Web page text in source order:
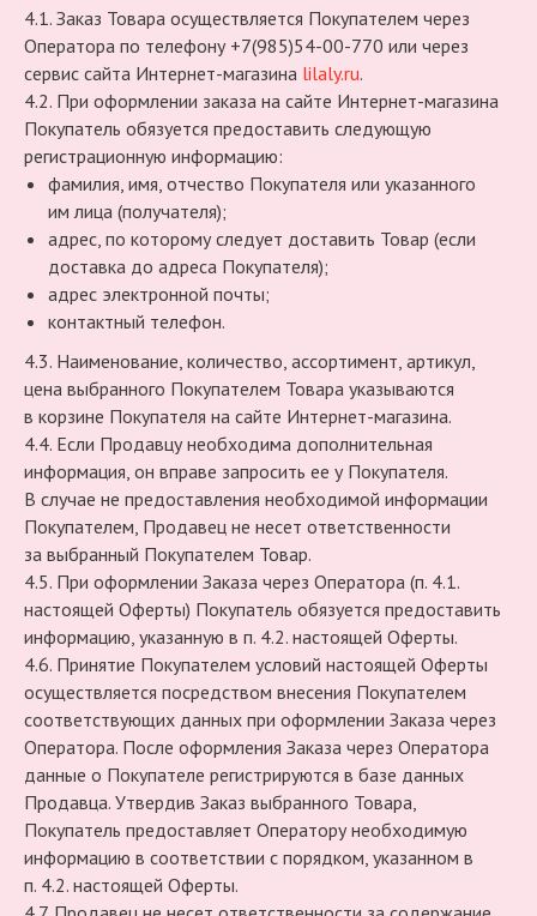
4.1. Заказ Товара осуществляется Покупателем через
Оператора по телефону +7(985)54-00-770 или через
сервис сайта Интернет-магазина lilaly.ru.
4.2. При оформлении заказа на сайте Интернет-магазина
Покупатель обязуется предоставить следующую
регистрационную информацию:
фамилия, имя, отчество Покупателя или указанного
им лица (получателя);
адрес, по которому следует доставить Товар (если
доставка до адреса Покупателя);
адрес электронной почты;
контактный телефон.
4.3. Наименование, количество, ассортимент, артикул,
цена выбранного Покупателем Товара указываются
в корзине Покупателя на сайте Интернет-магазина.
4.4. Если Продавцу необходима дополнительная
информация, он вправе запросить ее у Покупателя.
В случае не предоставления необходимой информации
Покупателем, Продавец не несет ответственности
за выбранный Покупателем Товар.
4.5. При оформлении Заказа через Оператора (п. 4.1.
настоящей Оферты) Покупатель обязуется предоставить
информацию, указанную в п. 4.2. настоящей Оферты.
4.6. Принятие Покупателем условий настоящей Оферты
осуществляется посредством внесения Покупателем
соответствующих данных при оформлении Заказа через
Оператора. После оформления Заказа через Оператора
данные о Покупателе регистрируются в базе данных
Продавца. Утвердив Заказ выбранного Товара,
Покупатель предоставляет Оператору необходимую
информацию в соответствии с порядком, указанном в
п. 4.2. настоящей Оферты.